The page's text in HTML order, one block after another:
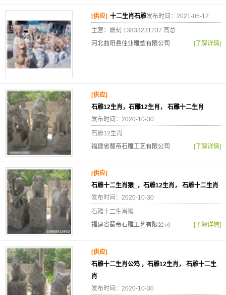
[供应] 十二生肖石雕发布时间：2021-05-12
主营：雕刻 13833231237 高总
河北曲阳县佳业雕塑有限公司
[了解详情]
[供应]
石雕12生肖，石雕12生肖， 石雕十二生肖
发布时间：2020-10-30
石雕12生肖
福建省蜀帝石雕工艺有限公司
[了解详情]
[供应]
石雕十二生肖猴_，石雕12生肖， 石雕十二生肖
发布时间：2020-10-30
石雕十二生肖猴_
福建省蜀帝石雕工艺有限公司
[了解详情]
[供应]
石雕十二生肖公鸡 ，石雕12生肖， 石雕十二生
肖
发布时间：2020-10-30